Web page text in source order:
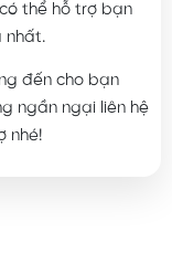
thể hỗ trợ bạn
nhất.
đến cho bạn
ngần ngại liên hệ
nhé!